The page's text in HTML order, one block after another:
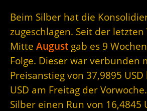
Beim Silber hat die
zugeschlagen. Seit der
Mitte August gab es 9
Folge. Dieser war verbunden
Preisanstieg von 37,9895
USD am Freitag der
Silber einen Run von 16,4845